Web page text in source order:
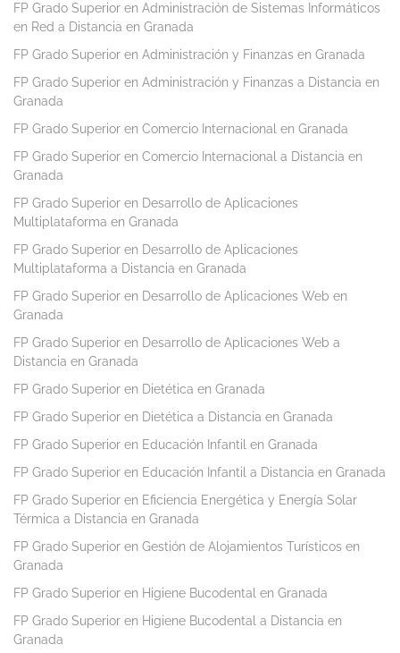
FP Grado Superior en Administración de Sistemas Informáticos
en Red a Distancia en Granada
FP Grado Superior en Administración y Finanzas en Granada
FP Grado Superior en Administración y Finanzas a Distancia en
Granada
FP Grado Superior en Comercio Internacional en Granada
FP Grado Superior en Comercio Internacional a Distancia en
Granada
FP Grado Superior en Desarrollo de Aplicaciones
Multiplataforma en Granada
FP Grado Superior en Desarrollo de Aplicaciones
Multiplataforma a Distancia en Granada
FP Grado Superior en Desarrollo de Aplicaciones Web en
Granada
FP Grado Superior en Desarrollo de Aplicaciones Web a
Distancia en Granada
FP Grado Superior en Dietética en Granada
FP Grado Superior en Dietética a Distancia en Granada
FP Grado Superior en Educación Infantil en Granada
FP Grado Superior en Educación Infantil a Distancia en Granada
FP Grado Superior en Eficiencia Energética y Energía Solar
Térmica a Distancia en Granada
FP Grado Superior en Gestión de Alojamientos Turísticos en
Granada
FP Grado Superior en Higiene Bucodental en Granada
FP Grado Superior en Higiene Bucodental a Distancia en
Granada